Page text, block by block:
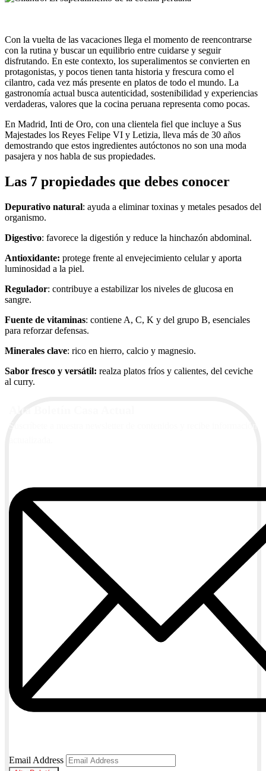
Con la vuelta de las vacaciones llega el momento de reencontrarse
con la rutina y buscar un equilibrio entre cuidarse y seguir
disfrutando. En este contexto, los superalimentos se convierten en
protagonistas, y pocos tienen tanta historia y frescura como el
cilantro, cada vez más presente en platos de todo el mundo. La
gastronomía actual busca autenticidad, sostenibilidad y experiencias
verdaderas, valores que la cocina peruana representa como pocas.
En Madrid, Inti de Oro, con una clientela fiel que incluye a Sus
Majestades los Reyes Felipe VI y Letizia, lleva más de 30 años
demostrando que estos ingredientes autóctonos no son una moda
pasajera y nos habla de sus propiedades.​
Las 7 propiedades que debes conocer
Depurativo natural: ayuda a eliminar toxinas y metales pesados del
organismo.
Digestivo: favorece la digestión y reduce la hinchazón abdominal.
Antioxidante: protege frente al envejecimiento celular y aporta
luminosidad a la piel.
Regulador: contribuye a estabilizar los niveles de glucosa en
sangre.
Fuente de vitaminas: contiene A, C, K y del grupo B, esenciales
para reforzar defensas.
Minerales clave: rico en hierro, calcio y magnesio.
Sabor fresco y versátil: realza platos fríos y calientes, del ceviche
al curry.
Email Address